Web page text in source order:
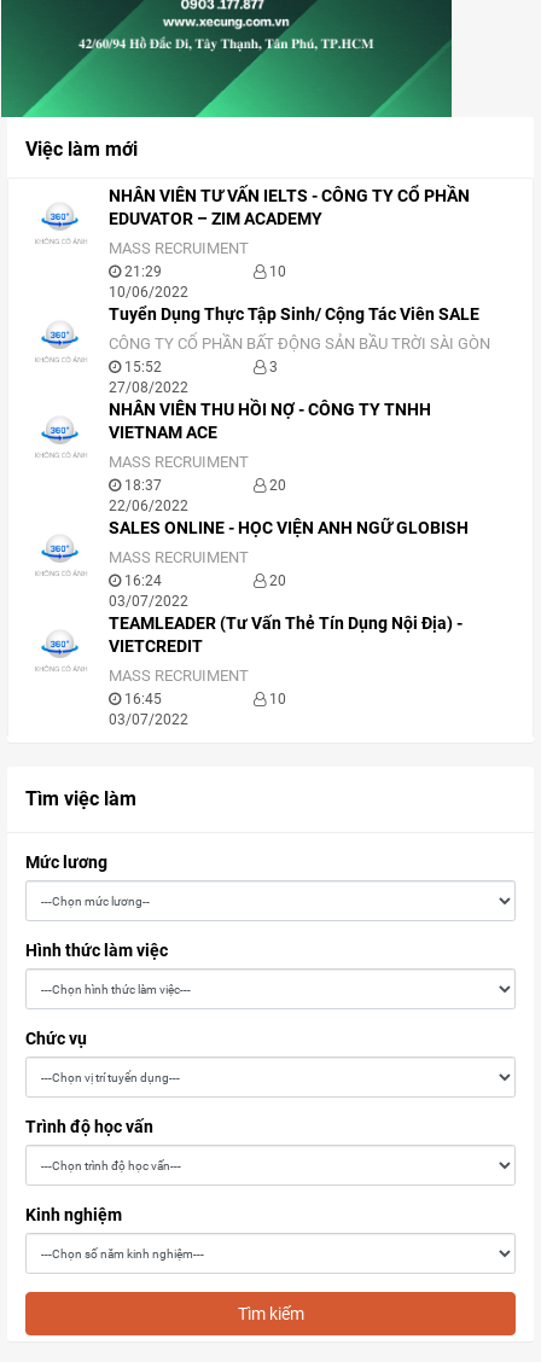
Việc làm mới
NHÂN VIÊN TƯ VẤN IELTS - CÔNG TY CỔ PHẦN
EDUVATOR – ZIM ACADEMY
MASS RECRUIMENT
21:29
10/06/2022
10
Tuyển Dụng Thực Tập Sinh/ Cộng Tác Viên SALE
CÔNG TY CỔ PHẦN BẤT ĐỘNG SẢN BẦU TRỜI SÀI GÒN
15:52
27/08/2022
3
NHÂN VIÊN THU HỒI NỢ - CÔNG TY TNHH
VIETNAM ACE
MASS RECRUIMENT
18:37
22/06/2022
20
SALES ONLINE - HỌC VIỆN ANH NGỮ GLOBISH
MASS RECRUIMENT
16:24
03/07/2022
20
TEAMLEADER (Tư Vấn Thẻ Tín Dụng Nội Địa) -
VIETCREDIT
MASS RECRUIMENT
16:45
03/07/2022
10
Tìm việc làm
Mức lương
Hình thức làm việc
Chức vụ
Trình độ học vấn
Kinh nghiệm